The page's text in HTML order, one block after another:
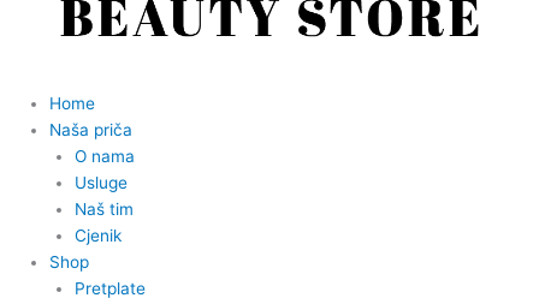
Home
Naša priča
O nama
Usluge
Naš tim
Cjenik
Shop
Pretplate